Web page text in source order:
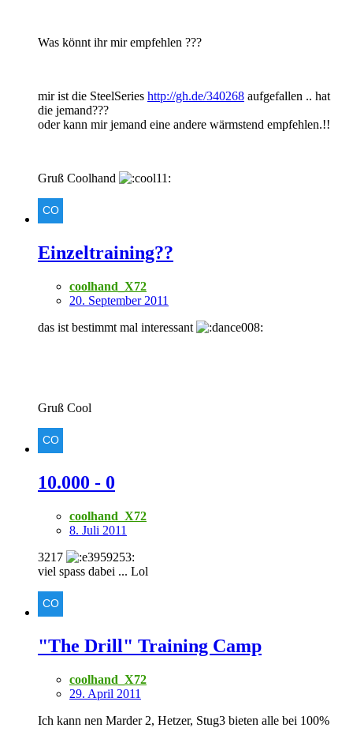
Was könnt ihr mir empfehlen ???
mir ist die SteelSeries http://gh.de/340268 aufgefallen .. hat
die jemand???
oder kann mir jemand eine andere wärmstend empfehlen.!!
Gruß Coolhand
Einzeltraining??
coolhand_X72
20. September 2011
das ist bestimmt mal interessant
Gruß Cool
10.000 - 0
coolhand_X72
8. Juli 2011
3217
viel spass dabei ... Lol
"The Drill" Training Camp
coolhand_X72
29. April 2011
Ich kann nen Marder 2, Hetzer, Stug3 bieten alle bei 100%